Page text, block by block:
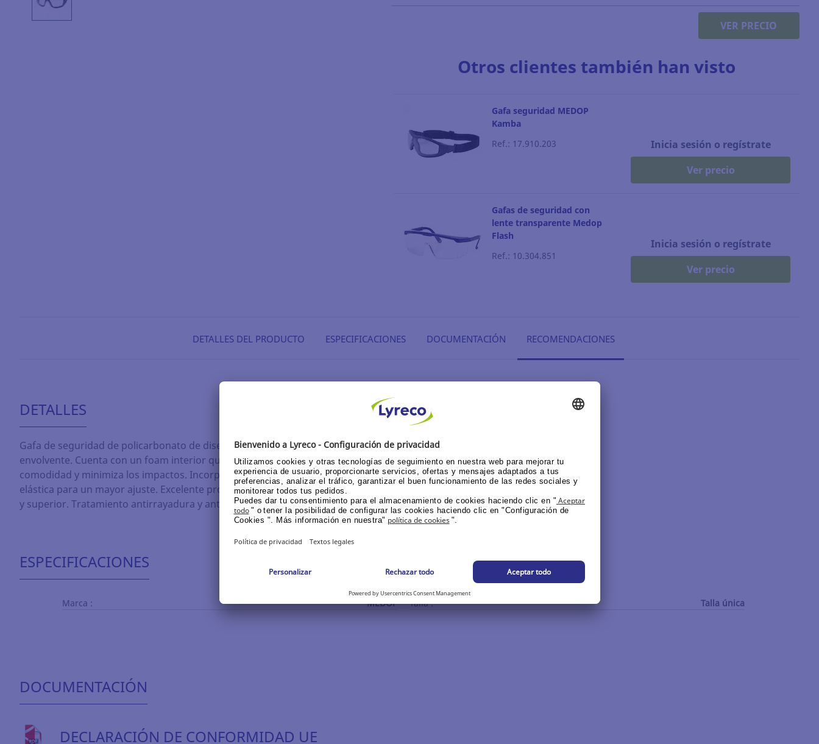
VER PRECIO
Otros clientes también han visto
Gafa seguridad MEDOP
Kamba
Ref.: 17.910.203
Inicia sesión o regístrate
Ver precio
Gafas de seguridad con
lente transparente Medop
Flash
Ref.: 10.304.851
Inicia sesión o regístrate
Ver precio
DETALLES DEL PRODUCTO ESPECIFICACIONES DOCUMENTACIÓN RECOMENDACIONES
DETALLES
Gafa de seguridad de policarbonato de diseño cómodo y
envolvente. Cuenta con un foam interior que aporta mayor
comodidad y minimiza los impactos. Incorpora una banda
elástica para un mayor ajuste. Excelente protección lateral
y superior. Tratamiento antirrayadura y antiempañante.
ESPECIFICACIONES
Marca : MEDOP Talla : Talla única
DOCUMENTACIÓN
DECLARACIÓN DE CONFORMIDAD UE